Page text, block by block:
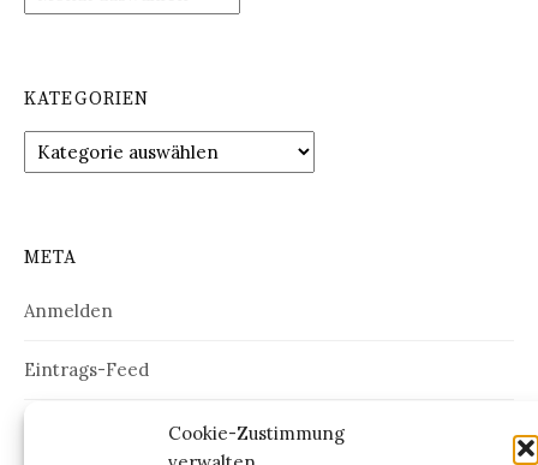
Cookie-Zustimmung
KATEGORIEN
Kategorien
META
Anmelden
Eintrags-Feed
Kommentar-Feed